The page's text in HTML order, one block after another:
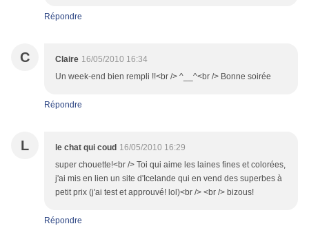
Répondre
C Claire 16/05/2010 16:34
Un week-end bien rempli !!<br /> ^__^<br /> Bonne soirée
Répondre
L le chat qui coud 16/05/2010 16:29
super chouette!<br /> Toi qui aime les laines fines et colorées,
j'ai mis en lien un site d'Icelande qui en vend des superbes à
petit prix (j'ai test et approuvé! lol)<br /> <br /> bizous!
Répondre